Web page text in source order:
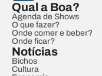
Qual a Boa?
Agenda de Shows
O que fazer?
Onde comer e beber?
Onde ficar?
Notícias
Bichos
Cultura